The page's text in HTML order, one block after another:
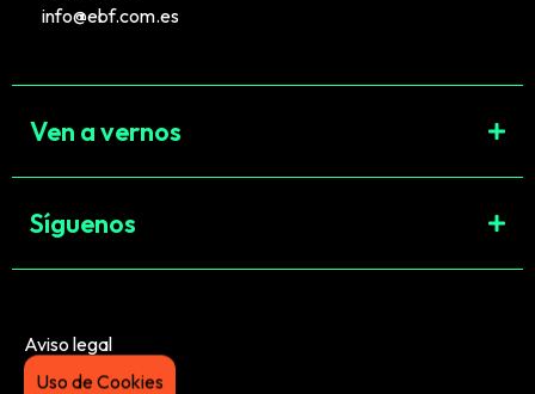
info@ebf.com.es
Ven a vernos
Síguenos
Aviso legal
Uso de Cookies